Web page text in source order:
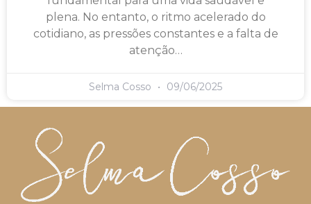
plena. No entanto, o ritmo acelerado do
cotidiano, as pressões constantes e a falta de
atenção…
Selma Cosso 09/06/2025